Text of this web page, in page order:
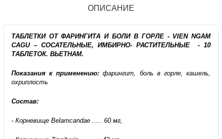
ОПИСАНИЕ
ТАБЛЕТКИ ОТ ФАРИНГИТА И БОЛИ В ГОРЛЕ - VIEN NGAM
CAGU – СОСАТЕЛЬНЫЕ, ИМБИРНО- РАСТИТЕЛЬНЫЕ - 10
ТАБЛЕТОК. ВЬЕТНАМ.
Показания к применению: фарингит, боль в горле, кашель,
охриплость
Состав:
- Корневище Belamcandae ..... 60 мг,